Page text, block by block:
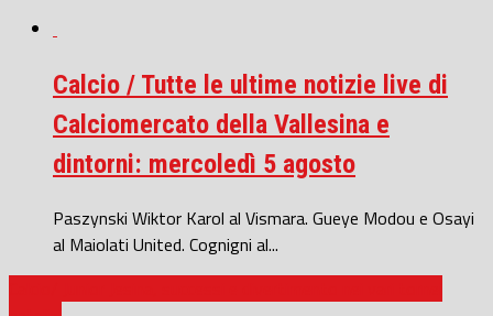
Calcio / Tutte le ultime notizie live di
Calciomercato della Vallesina e
dintorni: mercoledì 5 agosto
Paszynski Wiktor Karol al Vismara. Gueye Modou e Osayi
al Maiolati United. Cognigni al...